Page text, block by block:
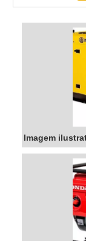
qualidade.
compactador
ótima
equipamento
um custo-
Imagem